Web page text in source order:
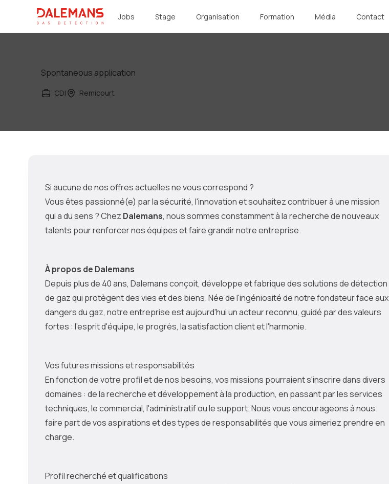
DALEMANS Jobs Stage Organisation Formation Média Contact
Spontaneous application
CDI Remicourt
Si aucune de nos offres actuelles ne vous correspond ?
Vous êtes passionné(e) par la sécurité, l'innovation et souhaitez contribuer à une mission
qui a du sens ? Chez Dalemans, nous sommes constamment à la recherche de nouveaux
talents pour renforcer nos équipes et faire grandir notre entreprise.
À propos de Dalemans
Depuis plus de 40 ans, Dalemans conçoit, développe et fabrique des solutions de détection
de gaz qui protègent des vies et des biens. Née de l'ingéniosité de notre fondateur face aux
dangers du gaz, notre entreprise est aujourd'hui un acteur reconnu, guidé par des valeurs
fortes : l'esprit d'équipe, le progrès, la satisfaction client et l'harmonie.
Vos futures missions et responsabilités
En fonction de votre profil et de nos besoins, vos missions pourraient s'inscrire dans divers
domaines : de la recherche et développement à la production, en passant par les services
techniques, le commercial, l'administratif ou le support. Nous vous encourageons à nous
faire part de vos aspirations et des types de responsabilités que vous aimeriez prendre en
charge.
Profil recherché et qualifications